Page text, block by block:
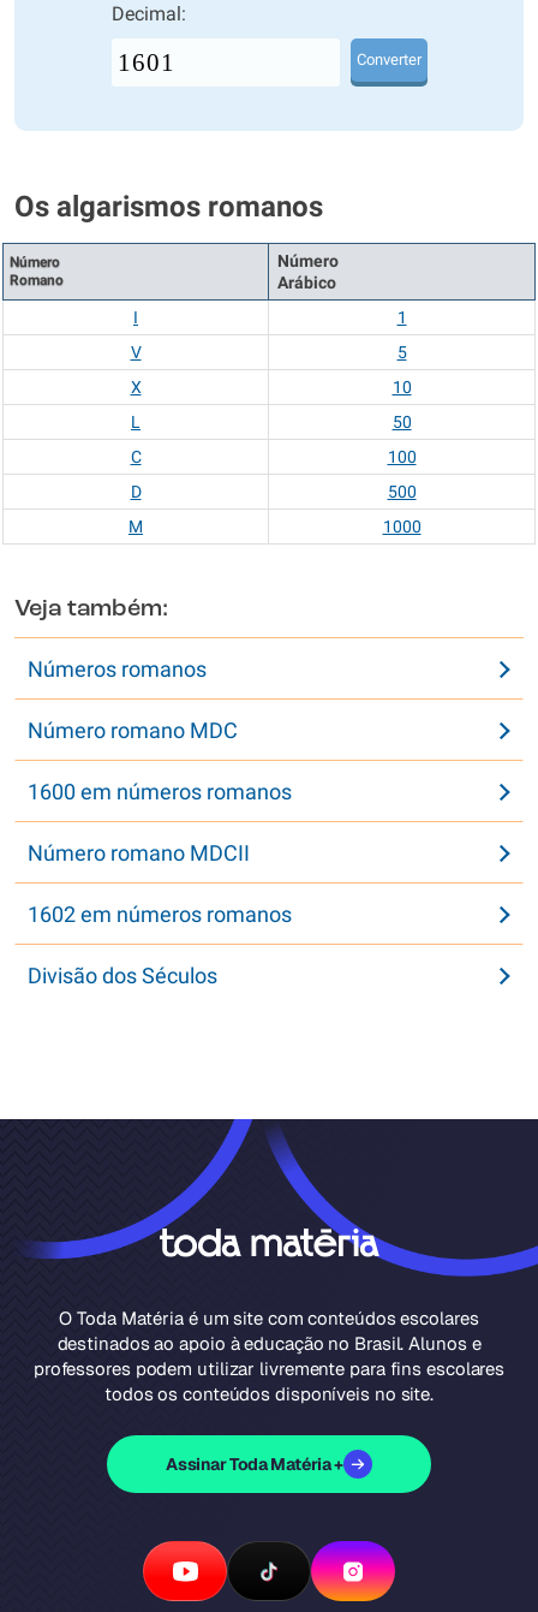
Decimal:
Converter
Os algarismos romanos
Número
Romano
Número
Arábico
I
1
V
5
X
10
L
50
C
100
D
500
M
1000
Veja também:
Números romanos
Número romano MDC
1600 em números romanos
Número romano MDCII
1602 em números romanos
Divisão dos Séculos
O Toda Matéria é um site com conteúdos escolares
destinados ao apoio à educação no Brasil. Alunos e
professores podem utilizar livremente para fins escolares
todos os conteúdos disponíveis no site.
Assinar Toda Matéria +